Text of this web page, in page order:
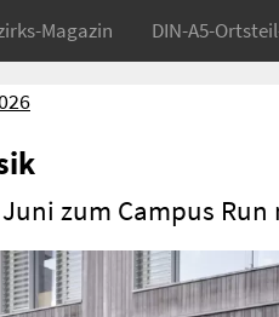
Magazin DIN-A5-
zum Campus